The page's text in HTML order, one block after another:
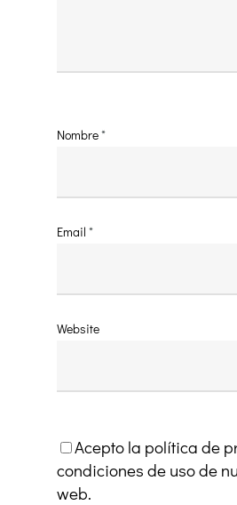
Nombre*
Email *
Website
Acepto la política de
condiciones de uso de
web.